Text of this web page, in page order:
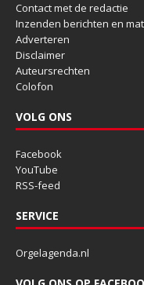
Contact met de redactie
Inzenden berichten en
Adverteren
Disclaimer
Auteursrechten
Colofon
VOLG ONS
Facebook
YouTube
RSS-feed
SERVICE
Orgelagenda.nl